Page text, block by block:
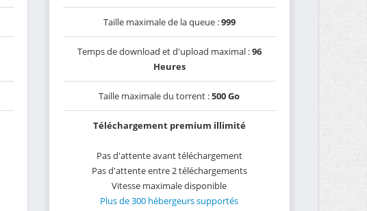
Taille maximale de la queue :999
Temps de download et d'upload maximal :96
Heures
Taille maximale du torrent :500 Go
Téléchargement premium illimité
Pas d'attente avant téléchargement
Pas d'attente entre 2 téléchargements
Vitesse maximale disponible
Plus de 300 hébergeurs supportés